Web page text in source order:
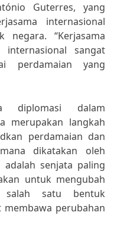
Guterres, yang
internasional
negara. “Kerjasama
sangat
perdamaian yang
diplomasi dalam
merupakan langkah
perdamaian dan
dikatakan oleh
adalah senjata paling
untuk mengubah
salah satu bentuk
perubahan